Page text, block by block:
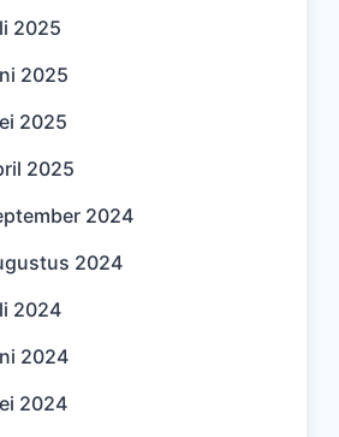
2025
2025
2025
2025
2024
2024
2024
2024
2024